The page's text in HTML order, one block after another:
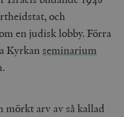
och
en judisk lobby. Förra
Kyrkan seminarium
.
arv av så kallad